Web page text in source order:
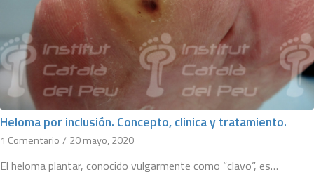
Heloma por inclusión. Concepto, clinica y tratamiento.
1 Comentario / 20 mayo, 2020
El heloma plantar, conocido vulgarmente como “clavo”, es…